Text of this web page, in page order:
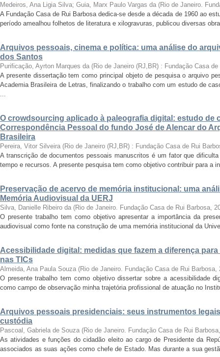
Medeiros, Ana Ligia Silva; Guia, Marx Paulo Vargas da (Rio de Janeiro.
A Fundação Casa de Rui Barbosa dedica-se desde a década de 1960 ao
período amealhou folhetos de literatura e xilogravuras, publicou diversas
Arquivos pessoais, cinema e política: uma análise do
dos Santos
Purificação, Ayrton Marques da (Rio de Janeiro (RJ,BR) : Fundação Casa
A presente dissertação tem como principal objeto de pesquisa o arquivo
Academia Brasileira de Letras, finalizando o trabalho com um estudo de
O crowdsourcing aplicado à paleografia digital: estudo de
Correspondência Pessoal do fundo José de Alencar do
Brasileira
Pereira, Vitor Silveira (Rio de Janeiro (RJ,BR) : Fundação Casa de Rui
A transcrição de documentos pessoais manuscritos é um fator que
tempo e recursos. A presente pesquisa tem como objetivo contribuir para a
Preservação de acervo de memória institucional: uma
Memória Audiovisual da UERJ
Silva, Danielle Ribeiro da (Rio de Janeiro. Fundação Casa de Rui Barbosa
O presente trabalho tem como objetivo apresentar a importância da
audiovisual como fonte na construção de uma memória institucional da
Acessibilidade digital: medidas que fazem a diferença
nas TICs
Almeida, Ana Paula Souza (Rio de Janeiro. Fundação Casa de Rui Barbosa
O presente trabalho tem como objetivo dissertar sobre a acessibilidade
como campo de observação minha trajetória profissional de atuação no
Arquivos pessoais presidenciais: seus instrumentos
custódia
Pascoal, Gabriela de Souza (Rio de Janeiro. Fundação Casa de Rui Barbosa
As atividades e funções do cidadão eleito ao cargo de Presidente da
associados as suas ações como chefe de Estado. Mas durante a sua